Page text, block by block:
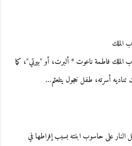
الملك
الملك فاطمة ناعوت * ألبرت، أو "بيرتي"، كما
تناديه أسرته، طفل خجول يتلعثم…
أطلق رجل النار على حاسوب ابنته بسبب إفراطها في